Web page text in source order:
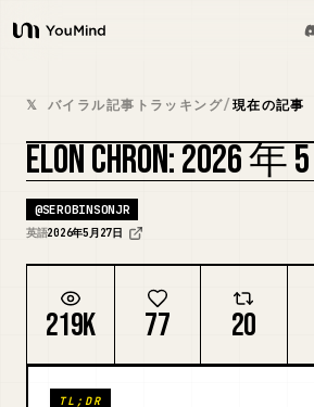
YouMind
概要
ユースケース
スキル
プロンプト
𝕏 バイラル記事トラッキング/現在の記事
ELON CHRON: 2026
@SEROBINSONJR
英語2026年5月27日
219K 77 20
TL;DR